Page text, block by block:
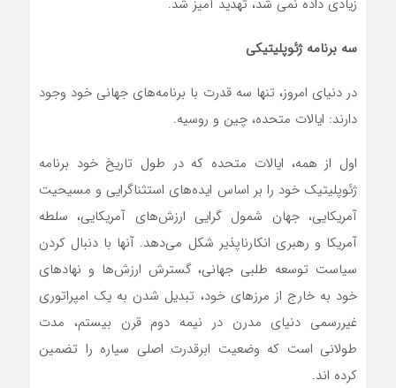
زیادی داده نمی شد، تهدید آمیز شد.
سه برنامه ژئوپلیتیکی
در دنیای امروز، تنها سه قدرت با برنامه‌‌های جهانی خود وجود
دارند: ایالات متحده، چین و روسیه.
اول از همه، ایالات متحده که در طول تاریخ خود برنامه
ژئوپلیتیک خود را بر اساس ایده‌‌های استثناگرایی و مسیحیت
آمریکایی، جهان شمول گرایی ارزش‌‌های آمریکایی، سلطه
آمریکا و رهبری انکارناپذیر شکل‌ می‌دهد. آنها با دنبال کردن
سیاست توسعه طلبی جهانی، گسترش ارزش‌‌ها و نهادهای
خود به خارج از مرزهای خود، تبدیل شدن به یک امپراتوری
غیررسمی دنیای مدرن در نیمه دوم قرن بیستم، مدت
طولانی است که وضعیت ابرقدرت اصلی سیاره را تضمین
کرده اند.